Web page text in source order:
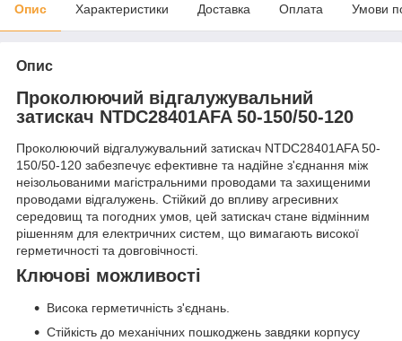
Опис Характеристики Доставка Оплата Умови
Опис
Проколюючий відгалужувальний
затискач NTDC28401AFA 50-150/50-120
Проколюючий відгалужувальний затискач NTDC28401AFA 50-
150/50-120 забезпечує ефективне та надійне з'єднання між
неізольованими магістральними проводами та захищеними
проводами відгалужень. Стійкий до впливу агресивних
середовищ та погодних умов, цей затискач стане відмінним
рішенням для електричних систем, що вимагають високої
герметичності та довговічності.
Ключові можливості
Висока герметичність з'єднань.
Стійкість до механічних пошкоджень завдяки корпусу